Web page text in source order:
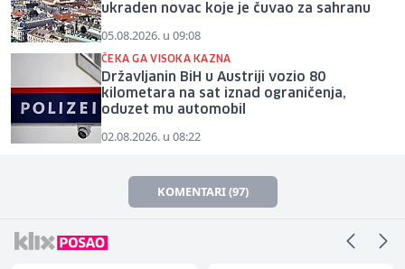
ukraden novac koje je čuvao za sahranu
05.08.2026. u 09:08
ČEKA GA VISOKA KAZNA
Državljanin BiH u Austriji vozio 80
kilometara na sat iznad ograničenja,
oduzet mu automobil
02.08.2026. u 08:22
KOMENTARI (97)